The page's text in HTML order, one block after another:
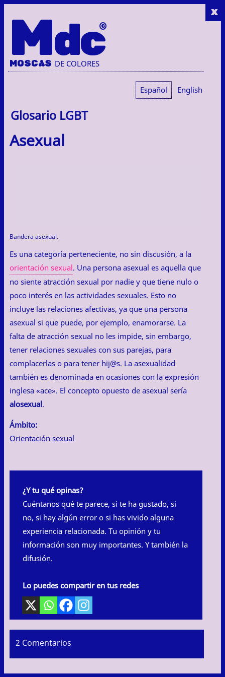
x
Mdc
MOSCAS DE COLORES
Español English
Glosario LGBT
Asexual
Bandera asexual.
Es una categoría perteneciente, no sin discusión, a la
orientación sexual. Una persona asexual es aquella que
no siente atracción sexual por nadie y que tiene nulo o
poco interés en las actividades sexuales. Esto no
incluye las relaciones afectivas, ya que una persona
asexual si que puede, por ejemplo, enamorarse. La
falta de atracción sexual no les impide, sin embargo,
tener relaciones sexuales con sus parejas, para
complacerlas o para tener hij@s. La asexualidad
también es denominada en ocasiones con la expresión
inglesa «ace». El concepto opuesto de asexual sería
alosexual.
Ámbito:
Orientación sexual
¿Y tu qué opinas?
Cuéntanos qué te parece, si te ha gustado, si
no, si hay algún error o si has vivido alguna
experiencia relacionada. Tu opinión y tu
información son muy importantes. Y también la
difusión.
Lo puedes compartir en tus redes
2 Comentarios